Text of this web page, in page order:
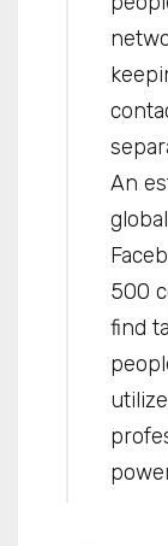
An
500
find